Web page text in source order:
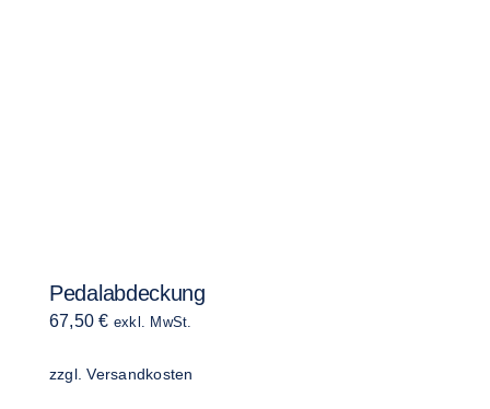
Pedalabdeckung
67,50€ exkl. MwSt.
zzgl.Versandkosten